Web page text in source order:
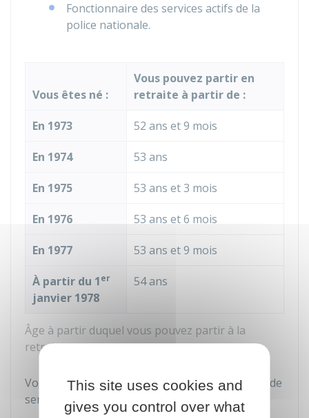
Fonctionnaire des services actifs de la
police nationale.
Âge à partir duquel vous pouvez partir à la
retraite
Vous êtes né :
Vous pouvez partir en
retraite à partir de :
En 1973 52 ans et 9 mois
En 1974 53 ans
En 1975 53 ans et 3 mois
En 1976 53 ans et 6 mois
En 1977 53 ans et 9 mois
À partir du 1er
janvier 1978
54 ans
Vous devez avoir accompli une durée minimum de
services super-actifs :
This site uses cookies and
gives you control over what